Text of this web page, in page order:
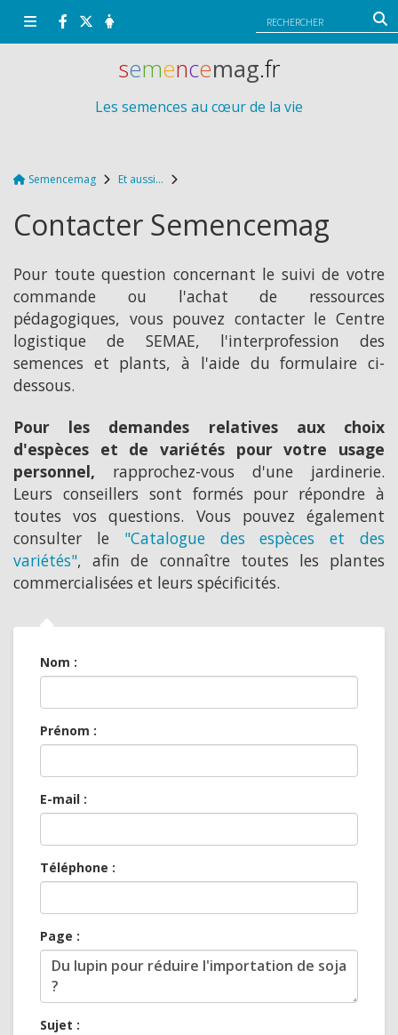
Semencemag Et aussi...
Contacter Semencemag
Pour toute question concernant le suivi de votre
commande ou l'achat de ressources
pédagogiques, vous pouvez contacter le Centre
logistique de SEMAE, l'interprofession des
semences et plants, à l'aide du formulaire ci-
dessous.
Pour les demandes relatives aux choix
d'espèces et de variétés pour votre usage
personnel, rapprochez-vous d'une jardinerie.
Leurs conseillers sont formés pour répondre à
toutes vos questions. Vous pouvez également
consulter le "Catalogue des espèces et des
variétés", afin de connaître toutes les plantes
commercialisées et leurs spécificités.
Nom :
Prénom :
E-mail :
Téléphone :
Page :
Sujet :
semencemag.fr
Les semences au cœur de la vie
Panneau de gestion des cookies